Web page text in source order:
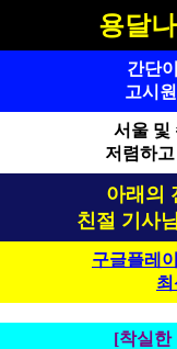
용달
간단
고시
서울 및
저렴하
아래의
친절 기사
구글플레
[착실한